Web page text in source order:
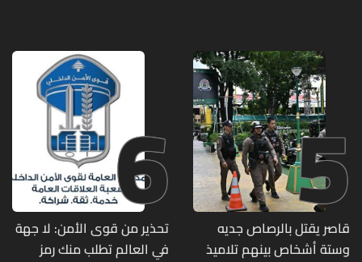
5
قاصر يقتل بالرصاص جديه
وستة أشخاص بينهم تلاميذ
6
تحذير من قوى الأمن: لا جهة
في العالم تطلب منك رمز